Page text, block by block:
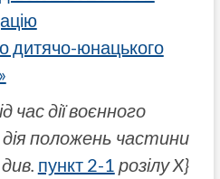
дитячо-юнацького
час дії воєнного
положень частини
пункт 2-1 розілу X}